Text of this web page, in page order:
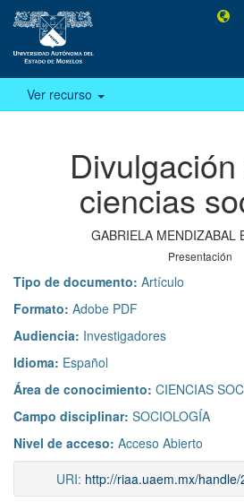
Ver recurso
ciencias
GABRIELA MENDIZABAL
Presentación
Tipo de documento: Artículo
Formato: Adobe PDF
Audiencia: Investigadores
Idioma: Español
Área de conocimiento: CIENCIAS
Campo disciplinar: SOCIOLOGÍA
Nivel de acceso: Acceso Abierto
URI: http://riaa.uaem.mx/